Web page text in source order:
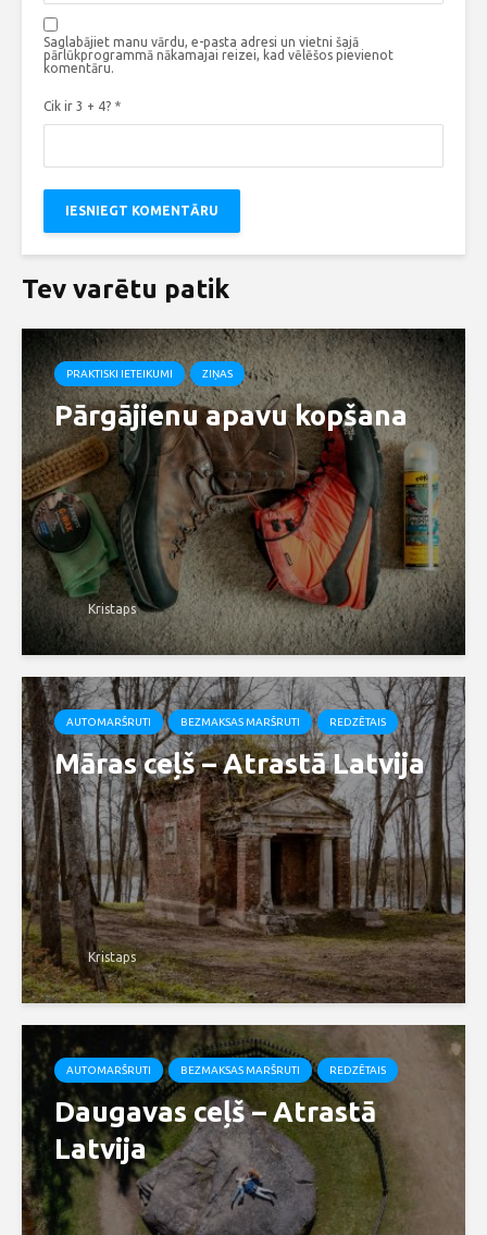
Saglabājiet manu vārdu, e-pasta adresi un vietni šajā
pārlūkprogrammā nākamajai reizei, kad vēlēšos pievienot
komentāru.
Cik ir 3 + 4? *
Tev varētu patik
PRAKTISKI IETEIKUMI ZIŅAS
Pārgājienu apavu kopšana
Kristaps
AUTOMARŠRUTI BEZMAKSAS MARŠRUTI REDZĒTAIS
Māras ceļš – Atrastā Latvija
Kristaps
AUTOMARŠRUTI BEZMAKSAS MARŠRUTI REDZĒTAIS
Daugavas ceļš – Atrastā
Latvija